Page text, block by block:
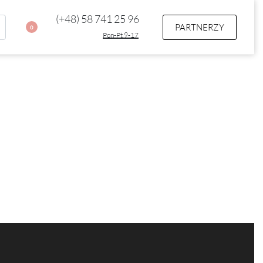
0
(+48) 58 741 25 96
Pon-Pt 9-17
PARTNERZY